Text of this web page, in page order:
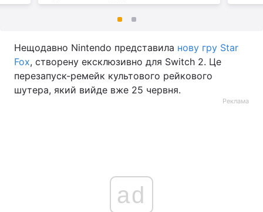
Нещодавно Nintendo представила нову гру Star
Fox, створену ексклюзивно для Switch 2. Це
перезапуск-ремейк культового рейкового
шутера, який вийде вже 25 червня.
Реклама
ad